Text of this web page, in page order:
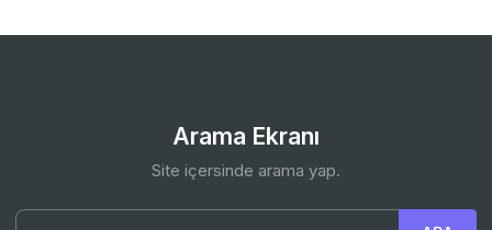
Arama Ekranı
Site içersinde arama yap.